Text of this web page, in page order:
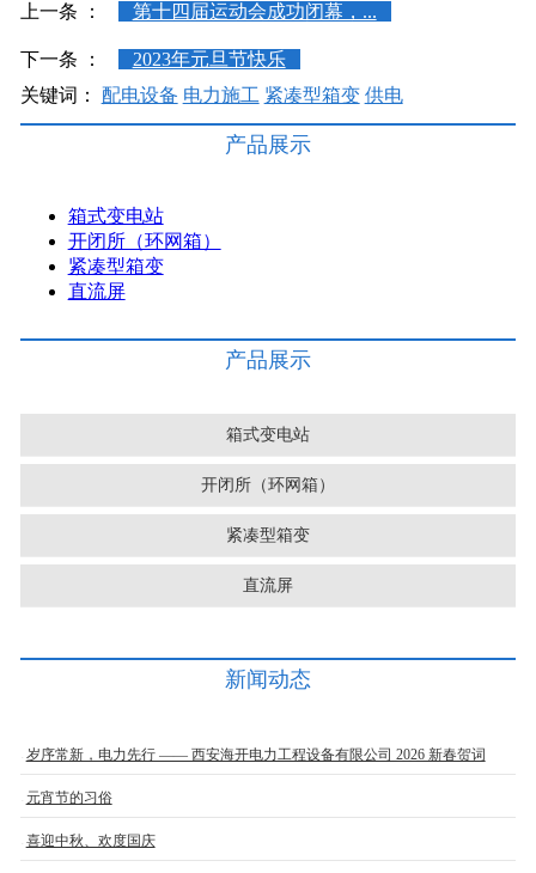
上一条 ： 第十四届运动会成功闭幕，...
下一条 ：
2023年元旦节快乐
关键词： 配电设备 电力施工 紧凑型箱变 供电
产品展示
箱式变电站
开闭所（环网箱）
紧凑型箱变
直流屏
产品展示
箱式变电站
开闭所（环网箱）
紧凑型箱变
直流屏
新闻动态
岁序常新，电力先行 —— 西安海开电力工程设备有限公司 2026 新春贺词
元宵节的习俗
喜迎中秋、欢度国庆